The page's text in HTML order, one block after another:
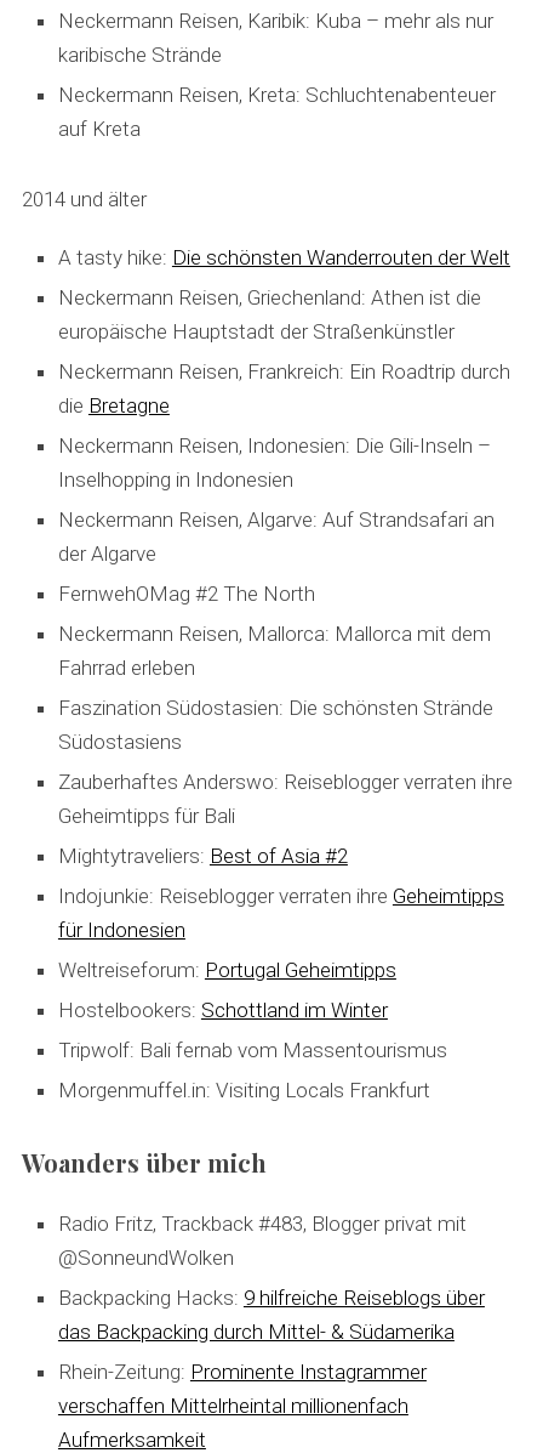
Neckermann Reisen, Karibik: Kuba – mehr als nur
karibische Strände
Neckermann Reisen, Kreta: Schluchtenabenteuer
auf Kreta
2014 und älter
A tasty hike: Die schönsten Wanderrouten der Welt
Neckermann Reisen, Griechenland: Athen ist die
europäische Hauptstadt der Straßenkünstler
Neckermann Reisen, Frankreich: Ein Roadtrip durch
die Bretagne
Neckermann Reisen, Indonesien: Die Gili-Inseln –
Inselhopping in Indonesien
Neckermann Reisen, Algarve: Auf Strandsafari an
der Algarve
FernwehOMag #2 The North
Neckermann Reisen, Mallorca: Mallorca mit dem
Fahrrad erleben
Faszination Südostasien: Die schönsten Strände
Südostasiens
Zauberhaftes Anderswo: Reiseblogger verraten ihre
Geheimtipps für Bali
Mightytraveliers: Best of Asia #2
Indojunkie: Reiseblogger verraten ihre Geheimtipps
für Indonesien
Weltreiseforum: Portugal Geheimtipps
Hostelbookers: Schottland im Winter
Tripwolf: Bali fernab vom Massentourismus
Morgenmuffel.in: Visiting Locals Frankfurt
Woanders über mich
Radio Fritz, Trackback #483, Blogger privat mit
@SonneundWolken
Backpacking Hacks: 9 hilfreiche Reiseblogs über
das Backpacking durch Mittel- & Südamerika
Rhein-Zeitung: Prominente Instagrammer
verschaffen Mittelrheintal millionenfach
Aufmerksamkeit